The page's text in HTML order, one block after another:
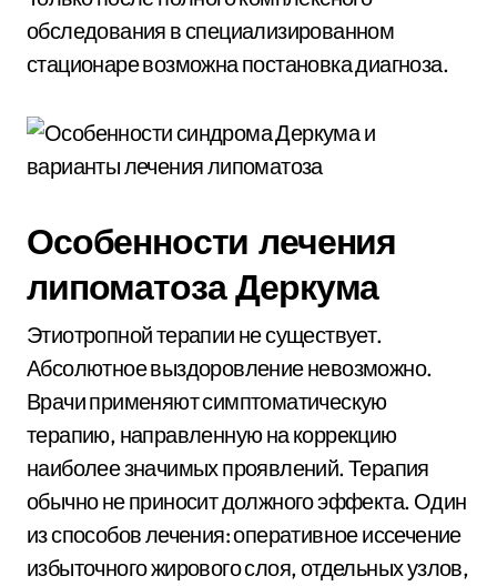
обследования в специализированном
стационаре возможна постановка диагноза.
Особенности лечения
липоматоза Деркума
Этиотропной терапии не существует.
Абсолютное выздоровление невозможно.
Врачи применяют симптоматическую
терапию, направленную на коррекцию
наиболее значимых проявлений. Терапия
обычно не приносит должного эффекта. Один
из способов лечения: оперативное иссечение
избыточного жирового слоя, отдельных узлов,